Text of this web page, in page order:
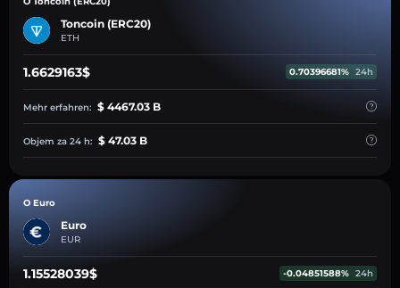
Toncoin (ERC20)
ETH
1.6629163$ 0.70396681% 24h
Mehr erfahren: $ 4467.03 B
Objem za 24 h: $ 47.03 B
O Euro
Euro
EUR
1.15528039$ -0.04851588% 24h